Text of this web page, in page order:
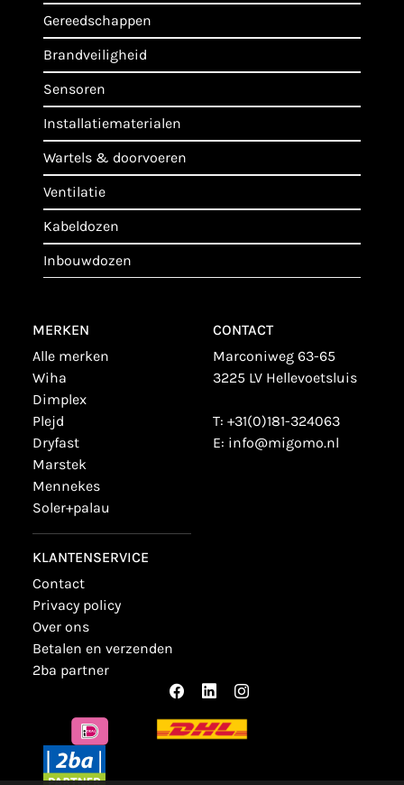
gereedschappen
brandveiligheid
sensoren
installatiematerialen
wartels & doorvoeren
ventilatie
kabeldozen
inbouwdozen
MERKEN
alle merken
wiha
dimplex
plejd
dryfast
marstek
mennekes
soler+palau
KLANTENSERVICE
contact
privacy policy
over ons
betalen en verzenden
2ba partner
CONTACT
Marconiweg 63-65
3225 LV Hellevoetsluis
T: +31(0)181-324063
E: info@migomo.nl